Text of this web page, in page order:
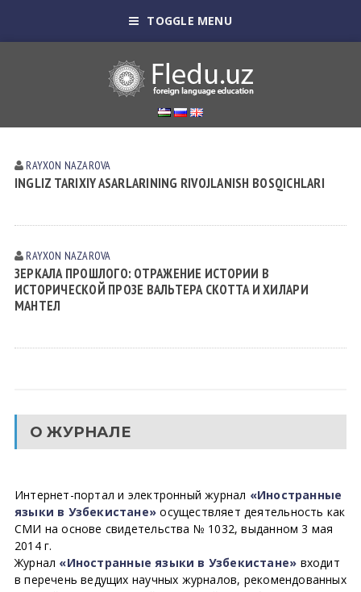
TOGGLE MENU
RAYXON NAZAROVA
INGLIZ TARIXIY ASARLARINING RIVOJLANISH BOSQICHLARI
RAYXON NAZAROVA
ЗЕРКАЛА ПРОШЛОГО: ОТРАЖЕНИЕ ИСТОРИИ В
ИСТОРИЧЕСКОЙ ПРОЗЕ ВАЛЬТЕРА СКОТТА И ХИЛАРИ
МАНТЕЛ
О ЖУРНАЛЕ
Интернет-портал и электронный журнал «Иностранные
языки в Узбекистане» осуществляет деятельность как
СМИ на основе свидетельства № 1032, выданном 3 мая
2014 г.
Журнал «Иностранные языки в Узбекистане» входит
в перечень ведущих научных журналов, рекомендованных